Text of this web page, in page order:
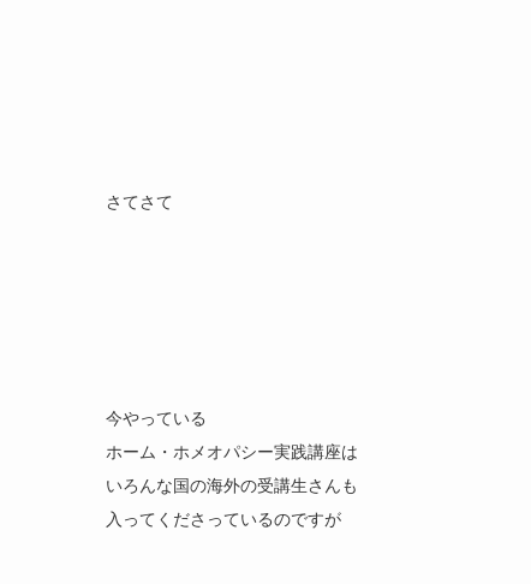
さてさて
今やっている
ホーム・ホメオパシー実践講座は
いろんな国の海外の受講生さんも
入ってくださっているのですが